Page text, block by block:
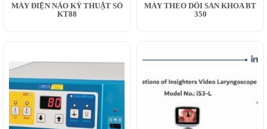
MÁY ĐIỆN NÃO KỸ THUẬT SỐ
KT88
MÁY THEO DÕI SẢN KHOA BT
350